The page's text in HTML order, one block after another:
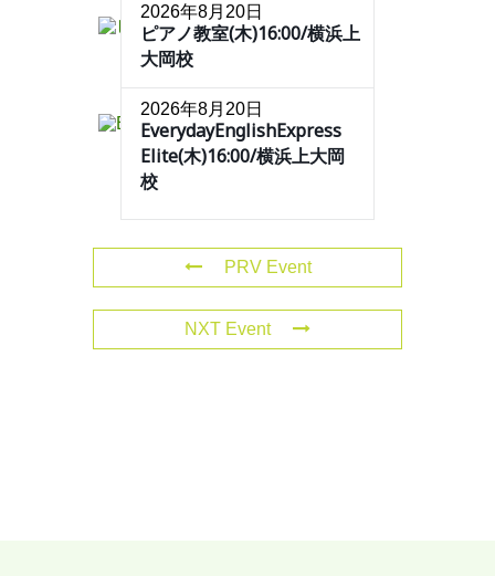
2026年8月20日
ピアノ教室(木)16:00/横浜上
大岡校
2026年8月20日
EverydayEnglishExpress
Elite(木)16:00/横浜上大岡
校
PRV Event
NXT Event